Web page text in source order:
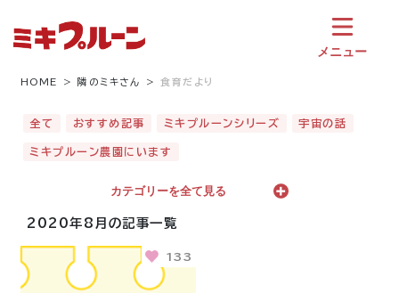
メニュー
HOME 隣のミキさん 食育だより
全て おすすめ記事 ミキプルーンシリーズ 宇宙の話
ミキプルーン農園にいます
カテゴリーを全て見る
2020年8月の記事一覧
133